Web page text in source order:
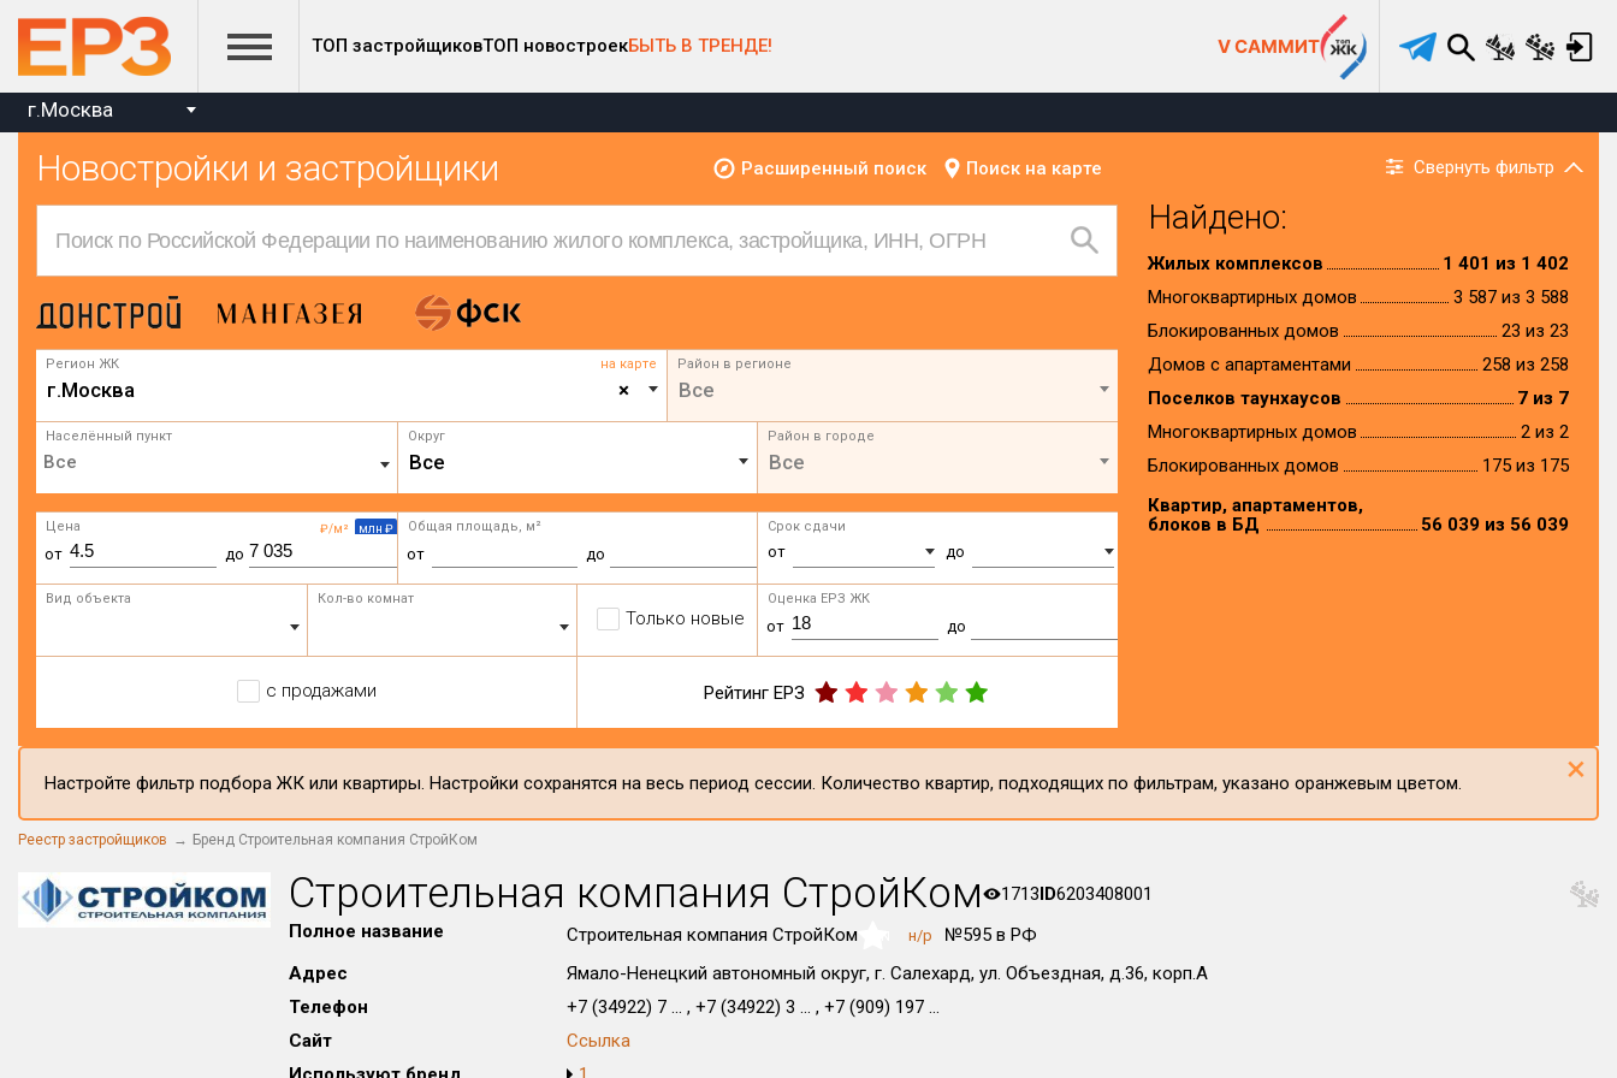
ТОП застройщиковТОП новостроекБЫТЬ В ТРЕНДЕ! V САММИТ
г.Москва
Новостройки и застройщики Расширенный поиск Поиск на карте Свернуть фильтр
Регион ЖК на карте
×
г.Москва
Район в регионе
Все
Населённый пункт Округ
Все
Район в городе
Все
₽/м² млн ₽
Цена
от до
Общая площадь, м²
от до
Срок сдачи
от до
Вид объекта Кол-во комнат
Только новые
Оценка ЕРЗ ЖК
от до
с продажами Рейтинг ЕРЗ
Найдено:
Жилых комплексов
1 401 из 1 402
Многоквартирных домов
3 587 из 3 588
Блокированных домов
23 из 23
Домов с апартаментами
258 из 258
Поселков таунхаусов
7 из 7
Многоквартирных домов
2 из 2
Блокированных домов
175 из 175
Квартир, апартаментов,
блоков в БД
56 039 из 56 039
Настройте фильтр подбора ЖК или квартиры. Настройки сохранятся на весь период сессии. Количество квартир, подходящих по фильтрам, указано оранжевым цветом. ×
Реестр застройщиков Бренд Строительная компания СтройКом
Строительная компания СтройКом 1713ID6203408001
Полное название
Строительная компания СтройКом н/р
№595 в РФ
Адрес
Ямало-Ненецкий автономный округ, г. Салехард, ул. Объездная, д.36, корп.А
Телефон
+7 (34922) 7 ... , +7 (34922) 3 ... , +7 (909) 197 ...
Сайт
Ссылка